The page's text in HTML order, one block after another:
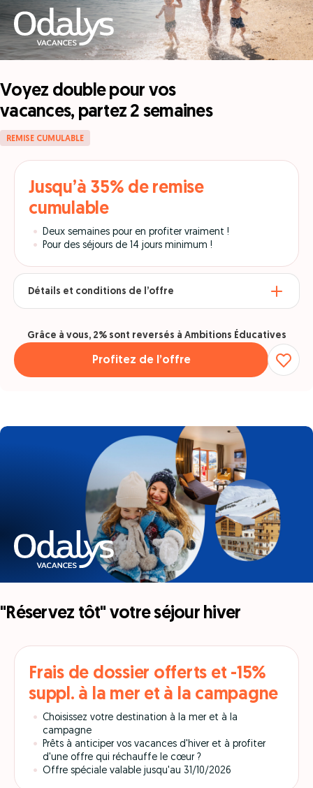
Voyez double pour vos
vacances, partez 2 semaines
REMISE CUMULABLE
Jusqu’à 35% de remise
cumulable
Deux semaines pour en profiter vraiment !
Pour des séjours de 14 jours minimum !
Détails et conditions de l’offre
Profitez de l’offre
Grâce à vous, 2% sont reversés à Ambitions Éducatives
"Réservez tôt" votre séjour hiver
Frais de dossier offerts et -15%
suppl. à la mer et à la campagne
Choisissez votre destination à la mer et à la
campagne
Prêts à anticiper vos vacances d'hiver et à profiter
d'une offre qui réchauffe le cœur ?
Offre spéciale valable jusqu'au 31/10/2026